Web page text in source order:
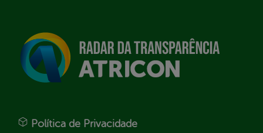
Política de Privacidade